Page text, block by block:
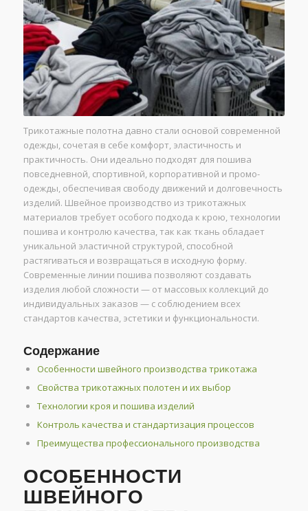
Трикотажные полотна давно стали основой современной
одежды, сочетая в себе комфорт, эластичность и
практичность. Они идеально подходят для пошива
повседневной, спортивной, корпоративной и промо-
одежды, обеспечивая свободу движений и долговечность
изделий. Швейное производство из трикотажных
материалов требует особого подхода к крою, технологии
пошива и контролю качества, так как ткань обладает
уникальной эластичной структурой, способной
растягиваться и возвращаться в исходную форму.
Современные линии пошива позволяют создавать
изделия любой сложности — от массовых коллекций до
индивидуальных заказов — с соблюдением всех
стандартов качества, эстетики и функциональности.
Содержание
Особенности швейного производства трикотажа
Свойства трикотажных полотен и их выбор
Технологии кроя и пошива изделий
Контроль качества и стандартизация процессов
Преимущества профессионального производства
ОСОБЕННОСТИ
ШВЕЙНОГО